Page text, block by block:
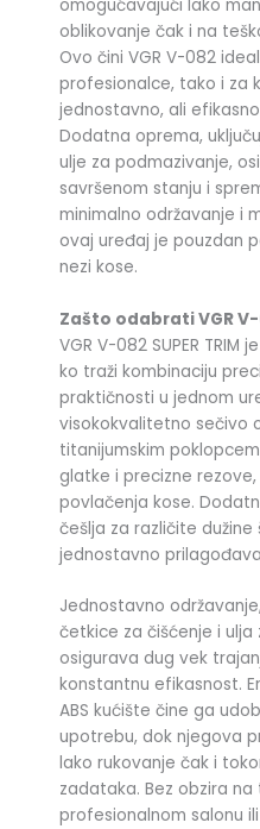
omogućavajući lako
oblikovanje čak i na
Ovo čini VGR V-082
profesionalce, tako i za
jednostavno, ali
Dodatna oprema,
ulje za podmazivanje,
savršenom stanju i
minimalno održavanje i
ovaj uređaj je pouzdan
nezi kose.
Zašto odabrati VGR V-
VGR V-082 SUPER
ko traži kombinaciju
praktičnosti u jednom
visokokvalitetno sečivo
titanijumskim
glatke i precizne
povlačenja kose.
češlja za različite
jednostavno
Jednostavno
četkice za čišćenje i ulja
osigurava dug vek
konstantnu efikasnost.
ABS kućište čine ga
upotrebu, dok njegova
lako rukovanje čak i
zadataka. Bez obzira
profesionalnom salonu